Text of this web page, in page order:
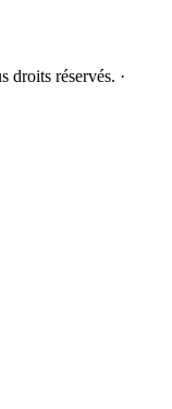
droits réservés. ·